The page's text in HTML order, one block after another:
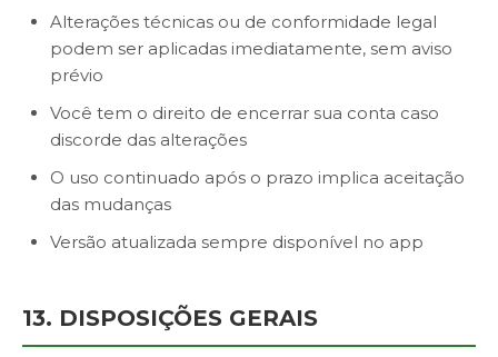
Alterações técnicas ou de conformidade legal
podem ser aplicadas imediatamente, sem aviso
prévio
Você tem o direito de encerrar sua conta caso
discorde das alterações
O uso continuado após o prazo implica aceitação
das mudanças
Versão atualizada sempre disponível no app
13. DISPOSIÇÕES GERAIS